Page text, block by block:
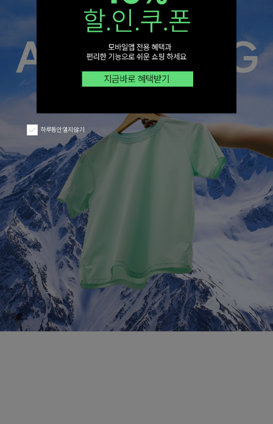
하루동안 열지 않기